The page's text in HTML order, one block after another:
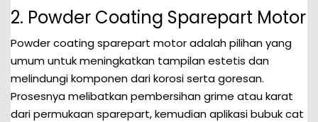
2. Powder Coating Sparepart Motor
Powder coating sparepart motor adalah pilihan yang
umum untuk meningkatkan tampilan estetis dan
melindungi komponen dari korosi serta goresan.
Prosesnya melibatkan pembersihan grime atau karat
dari permukaan sparepart, kemudian aplikasi bubuk cat